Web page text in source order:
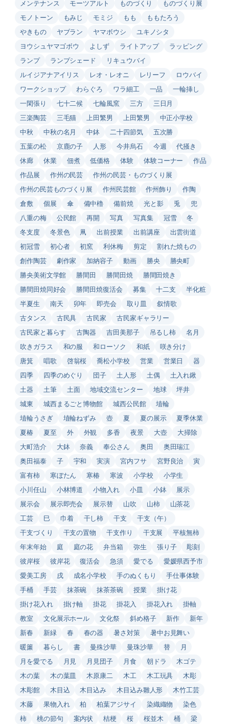
メンテナンス
モーツアルト ものづくり
ものづくり展
モノトーン
もみじ モミジ もも
ももたろう
やきもの
ヤブラン ヤマボウシ
ユキノシタ
ヨウシュヤマゴボウ
よしず ライトアップ
ラッピング
ランプ
ランプシェード
リキュウバイ
ルイジアナアイリス
レオ・レオニ レリーフ
ロウバイ
ワークショップ
わらぐろ ワラ細工 一品
一輪挿し
一閑張り
七十二候 七輪風窯 三方
三日月
三楽陶芸
三毛猫 上田繁男 上田繁男
中正小学校
中秋
中秋の名月 中鉢 二十四節気
五次勝
五葉の松
京鹿の子 人形 今井烏石 今週
代掻き
休廊
休業 佃煮 低価格 体験 体験コーナー
作品
作品展
作州の民芸
作州の民芸・ものづくり展
作州の民芸ものづくり展
作州民芸館 作州飾り
作陶
倉敷
個展 傘 備中櫓 備前焼 光と影 兎
兜
八重の梅
公民館 再開 写真 写真集 冠雪
冬
冬支度
冬景色 凧 出前授業 出前講座
出雲街道
初冠雪
初心者 初窯 利休梅 剪定
割れた焼もの
創作陶芸
劇作家 加納容子 動画 勝央
勝央町
勝央美術文学館
勝間田 勝間田焼
勝間田焼き
勝間田焼同好会
勝間田焼復活会 募集 十二支
半化粧
半夏生
南天 卯年 即売会 取り皿
叙情歌
古タンス
古民具 古民家
古民家ギャラリー
古民家と暮らす
古陶器 吉田美那子 吊るし柿
名月
吹きガラス
和の服 和ローソク 和紙
咲き分け
唐箕
唱歌 啓翁桜 喬松小学校 営業 営業日
器
四季
四季のめぐり 団子 土人形 土偶
土入れ鍬
土器
土筆 土面 地域交流センター 地球
坪井
城東
城西まるごと博物館 城西公民館
埴輪
埴輪うさぎ
埴輪ねずみ 壺 夏 夏の展示
夏季休業
夏椿
夏至 外 外観 多香 夜景 大壺
大掃除
大町浩介
大鉢 奈義 奉公さん 奥田
奥田瑞江
奥田福泰
子 宇和 実演 宮内フサ 宮野良治
寅
富有柿
寒ぼたん 寒椿 寒波 小学校
小学生
小川任山
小林博道 小物入れ 小皿 小鉢
展示
展示会
展示即売会 展示替 山吹 山柿
山茶花
工芸
巳 巾着 干し柿 干支
干支（午）
干支づくり
干支の置物 干支作り 干支展
平核無柿
年末年始
庭 庭の花 弁当箱 弥生 張り子
彫刻
彼岸桜
彼岸花 復活会 急須 愛でる
愛媛県西予市
愛美工房
戌 成名小学校 手のぬくもり
手仕事体験
手桶
手芸 抹茶碗 抹茶茶碗 授業
掛け花
掛け花入れ
掛け軸 掛花 掛花入 掛花入れ
掛軸
教室
文化展示ホール 文化祭 斜め格子 新作
新年
新春
新緑 春 春の器 暑さ対策
暑中お見舞い
暖簾
暮らし 書 曼殊沙華 曼珠沙華 替
月
月を愛でる
月見 月見団子 月食 朝ドラ
木ゴテ
木の葉
木の葉皿 木原康二 木工 木工玩具
木彫
木彫館
木目込 木目込み 木目込み雛人形
木竹工芸
木藤
果物入れ 柏 柏葉アジサイ 染織織物
染色
柿
桃の節句 案内状 桔梗 桜 桜並木 桶 梁